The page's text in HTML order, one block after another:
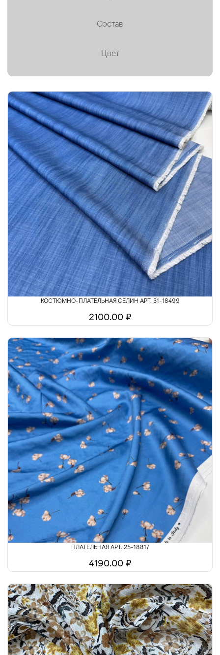
Платки, палантины, шарфы
Тафта
Твид
Ткани на мембране
Тренчевые
Трикотаж
Хлопок
Шелк
Шитьё
Состав
Цвет
КОСТЮМНО-ПЛАТЕЛЬНАЯ СЕЛИН АРТ. 31-18499
2100.00 ₽
ПЛАТЕЛЬНАЯ АРТ. 25-18817
4190.00 ₽